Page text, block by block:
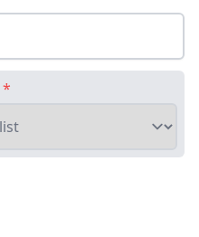
*